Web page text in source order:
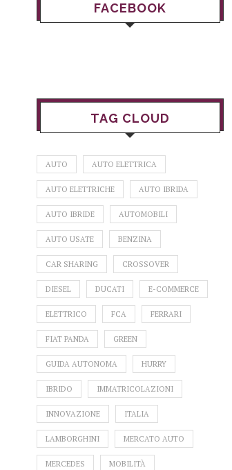
FACEBOOK
TAG CLOUD
AUTO AUTO ELETTRICA
AUTO ELETTRICHE AUTO IBRIDA
AUTO IBRIDE AUTOMOBILI
AUTO USATE BENZINA
CAR SHARING CROSSOVER
DIESEL DUCATI E-COMMERCE
ELETTRICO FCA FERRARI
FIAT PANDA GREEN
GUIDA AUTONOMA HURRY
IBRIDO IMMATRICOLAZIONI
INNOVAZIONE ITALIA
LAMBORGHINI MERCATO AUTO
MERCEDES MOBILITÀ